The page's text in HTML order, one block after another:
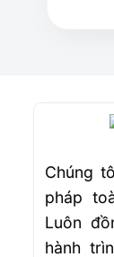
Chúng
pháp
Luôn
hành